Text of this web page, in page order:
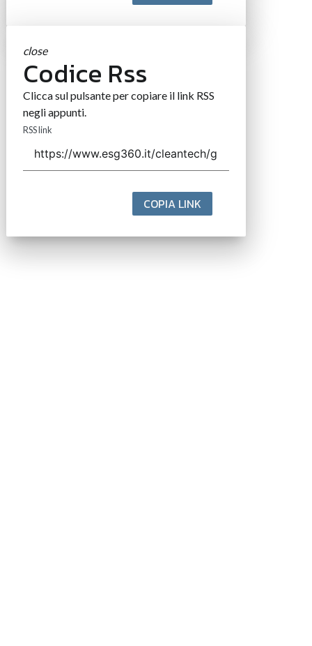
close
Codice Rss
Clicca sul pulsante per copiare il link RSS
negli appunti.
RSS link
COPIA LINK